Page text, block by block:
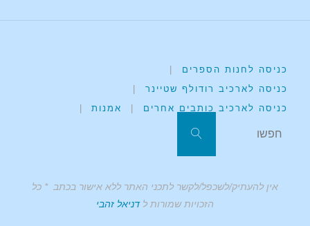
כניסה לחנות הספרים
|
כניסה לארכיב רודולף שטיינר
|
כניסה לארכיב כותבים אחרים
| אמנות |
אין להעתיק/לשכפל/לקשר לתכני האתר ללא אישור בכתב * כל
הזכויות שמורות לדניאל זהבי